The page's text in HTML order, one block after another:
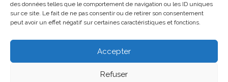
des données telles que le comportement de navigation ou les ID uniques
sur ce site. Le fait de ne pas consentir ou de retirer son consentement
peut avoir un effet négatif sur certaines caractéristiques et fonctions.
Accepter
Refuser